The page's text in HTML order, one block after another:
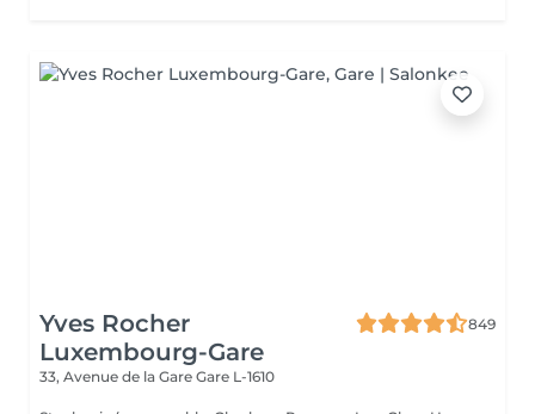
Yves Rocher
Luxembourg-Gare
849
33, Avenue de la Gare Gare L-1610